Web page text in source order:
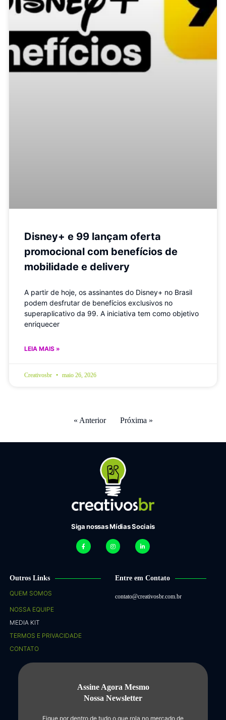
Disney+ e 99 lançam oferta
promocional com benefícios de
mobilidade e delivery
A partir de hoje, os assinantes do Disney+ no Brasil
podem desfrutar de benefícios exclusivos no
superaplicativo da 99. A iniciativa tem como objetivo
enriquecer
LEIA MAIS »
Creativosbr maio 26, 2026
« Anterior Próxima »
Siga nossas Mídias Sociais
Outros Links
QUEM SOMOS
NOSSA EQUIPE
MEDIA KIT
TERMOS E PRIVACIDADE
CONTATO
Entre em Contato
contato@creativosbr.com.br
Assine Agora Mesmo
Nossa Newsletter
Fique por dentro de tudo o que rola no mercado de